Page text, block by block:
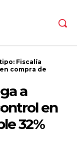
Fiscalía
compra de
a
en
32%